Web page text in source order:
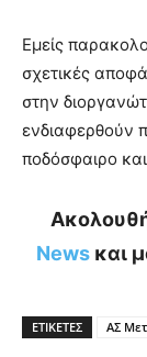
Εμείς
σχετικές
στην
ενδιαφερθούν
ποδόσφαιρο
News και
ΕΤΙΚΕΤΕΣ ΑΣ